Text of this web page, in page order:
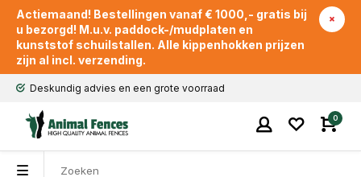
Actiemaand! Bestellingen vanaf € 1000,- gratis bij
u bezorgd! M.u.v. paddock-/mudplaten en
kunststof schuilstallen. Alle kippenhokken prijzen
zijn al incl. verzending.
Deskundig advies en een grote voorraad
0